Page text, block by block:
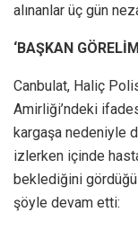
alınanlar üç gün
‘BAŞKAN
Canbulat, Haliç
Amirliği’ndeki
kargaşa nedeniyle
izlerken içinde
beklediğini
şöyle devam etti: